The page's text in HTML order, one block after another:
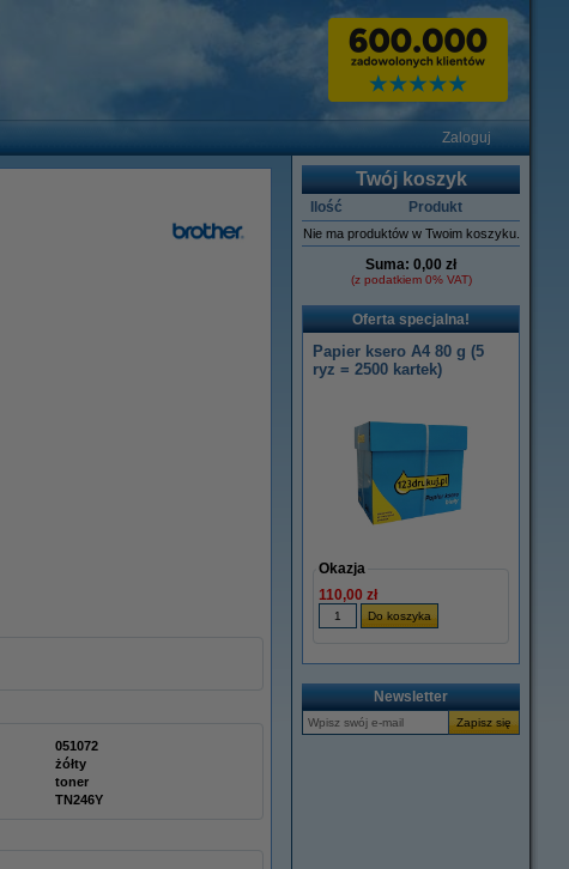
Zaloguj
051072
żółty
toner
TN246Y
Twój koszyk
Ilość Produkt
Nie ma produktów w Twoim koszyku.
Suma: 0,00 zł
(z podatkiem 0% VAT)
Oferta specjalna!
Papier ksero A4 80 g (5
ryz = 2500 kartek)
Okazja
110,00 zł
Newsletter